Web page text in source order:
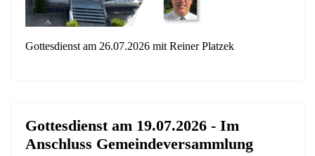
Gottesdienst am 26.07.2026 mit Reiner Platzek
Gottesdienst am 19.07.2026 - Im
Anschluss Gemeindeversammlung